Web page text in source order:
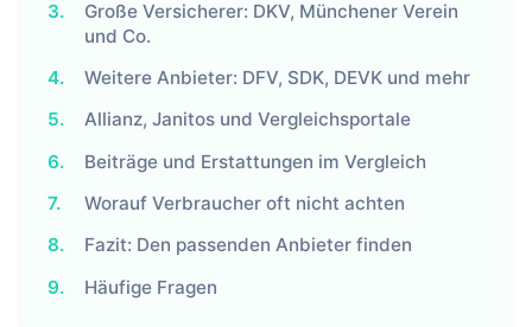
3.
Große Versicherer: DKV, Münchener Verein
und Co.
4.
Weitere Anbieter: DFV, SDK, DEVK und mehr
5.
Allianz, Janitos und Vergleichsportale
6.
Beiträge und Erstattungen im Vergleich
7.
Worauf Verbraucher oft nicht achten
8.
Fazit: Den passenden Anbieter finden
9.
Häufige Fragen